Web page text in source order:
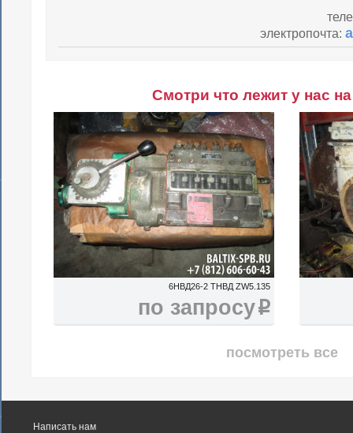
электропочта:
Смотри что лежит у нас
6НВД26-2 ТНВД ZW5.135
по запросу i
посмотреть все
Написать нам